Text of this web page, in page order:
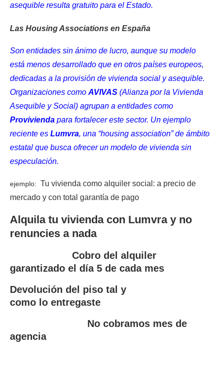
asequible resulta gratuito para el Estado.
Las Housing Associations en España
Son entidades sin ánimo de lucro, aunque su modelo
está menos desarrollado que en otros países europeos,
dedicadas a la provisión de vivienda social y asequible.
Organizaciones como AVIVAS (Alianza por la Vivienda
Asequible y Social) agrupan a entidades como
Provivienda para fortalecer este sector. Un ejemplo
reciente es Lumvra, una “housing association” de ámbito
estatal que busca ofrecer un modelo de vivienda sin
especulación.
ejemplo: Tu vivienda como alquiler social: a precio de
mercado y con total garantía de pago
Alquila tu vivienda con Lumvra y no
renuncies a nada
Cobro del alquiler
garantizado el día 5 de cada mes
Devolución del piso tal y
como lo entregaste
No cobramos mes de
agencia